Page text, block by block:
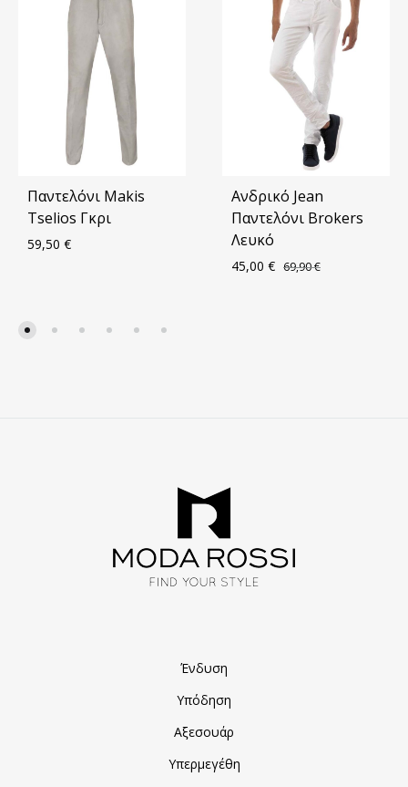
Παντελόνι Makis
Tselios Γκρι
59,50 €
Ανδρικό Jean
Παντελόνι Brokers
Λευκό
45,00 € 69,90€
Ένδυση
Υπόδηση
Αξεσουάρ
Υπερμεγέθη